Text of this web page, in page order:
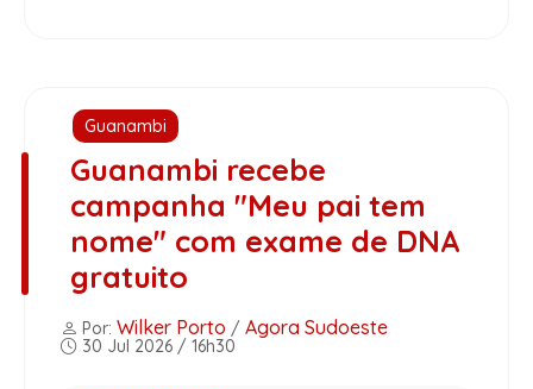
Guanambi
Guanambi recebe
campanha "Meu pai tem
nome" com exame de DNA
gratuito
Por: Wilker Porto / Agora Sudoeste
30 Jul 2026 / 16h30